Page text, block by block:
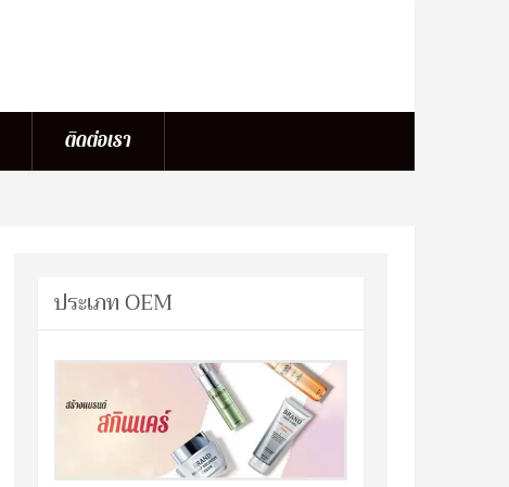
ติดต่อเรา
ประเภท OEM